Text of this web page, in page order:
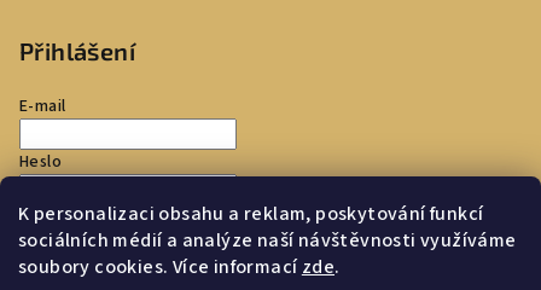
K personalizaci obsahu a reklam, poskytování funkcí
sociálních médií a analýze naší návštěvnosti využíváme
soubory cookies. Více informacízde.
Přihlášení
E-mail
Heslo
Přihlásit se
Nová registraceZapomenuté heslo